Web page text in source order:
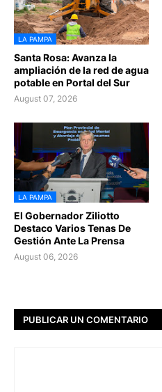
LA PAMPA
Santa Rosa: Avanza la
ampliación de la red de agua
potable en Portal del Sur
August 07, 2026
LA PAMPA
El Gobernador Ziliotto
Destaco Varios Tenas De
Gestión Ante La Prensa
August 06, 2026
PUBLICAR UN COMENTARIO